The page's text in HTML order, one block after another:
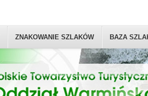
ZNAKOWANIE SZLAKÓW BAZA